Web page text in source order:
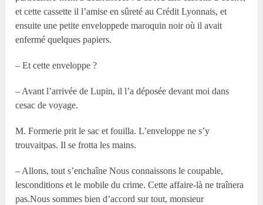
et cette cassette il l’amise en sûreté au Crédit Lyonnais, et
ensuite une petite enveloppede maroquin noir où il avait
enfermé quelques papiers.
– Et cette enveloppe ?
– Avant l’arrivée de Lupin, il l’a déposée devant moi dans
cesac de voyage.
M. Formerie prit le sac et fouilla. L’enveloppe ne s’y
trouvaitpas. Il se frotta les mains.
– Allons, tout s’enchaîne Nous connaissons le coupable,
lesconditions et le mobile du crime. Cette affaire-là ne traînera
pas.Nous sommes bien d’accord sur tout, monsieur